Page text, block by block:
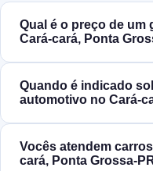
Qual é o preço de
Cará-cará, Ponta
Quando é indicado
automotivo no Cará-
Vocês atendem
cará, Ponta